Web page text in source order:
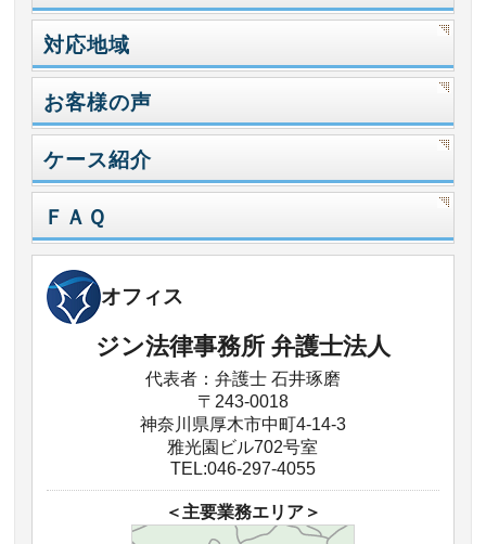
対応地域
お客様の声
ケース紹介
ＦＡＱ
オフィス
ジン法律事務所 弁護士法人
代表者：弁護士 石井琢磨
〒243-0018
神奈川県厚木市中町4-14-3
雅光園ビル702号室
TEL:046-297-4055
＜主要業務エリア＞